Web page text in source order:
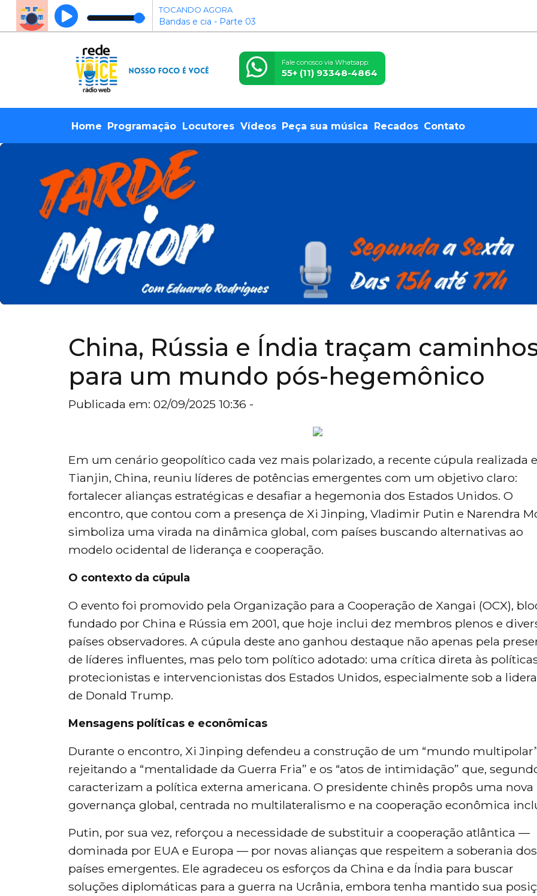
TOCANDO AGORA
Bandas e cia - Parte 03
Fale conosco via Whatsapp:
55+ (11) 93348-4864
Home Programação Locutores Vídeos Peça sua música Recados Contato
China, Rússia e Índia traçam
para um mundo pós-hegemônico
Publicada em: 02/09/2025 10:36 -
Em um cenário geopolítico cada vez mais polarizado, a recente cúpula realizada
Tianjin, China, reuniu líderes de potências emergentes com um objetivo claro:
fortalecer alianças estratégicas e desafiar a hegemonia dos Estados Unidos. O
encontro, que contou com a presença de Xi Jinping, Vladimir Putin e Narendra
simboliza uma virada na dinâmica global, com países buscando alternativas ao
modelo ocidental de liderança e cooperação.
O contexto da cúpula
O evento foi promovido pela Organização para a Cooperação de Xangai (OCX),
fundado por China e Rússia em 2001, que hoje inclui dez membros plenos e
países observadores. A cúpula deste ano ganhou destaque não apenas pela
de líderes influentes, mas pelo tom político adotado: uma crítica direta às
protecionistas e intervencionistas dos Estados Unidos, especialmente sob a
de Donald Trump.
Mensagens políticas e econômicas
Durante o encontro, Xi Jinping defendeu a construção de um “mundo
rejeitando a “mentalidade da Guerra Fria” e os “atos de intimidação” que,
caracterizam a política externa americana. O presidente chinês propôs uma nova
governança global, centrada no multilateralismo e na cooperação econômica
Putin, por sua vez, reforçou a necessidade de substituir a cooperação atlântica —
dominada por EUA e Europa — por novas alianças que respeitem a soberania dos
países emergentes. Ele agradeceu os esforços da China e da Índia para buscar
soluções diplomáticas para a guerra na Ucrânia, embora tenha mantido sua